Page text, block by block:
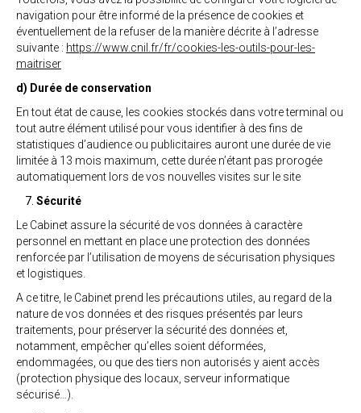
navigation pour être informé de la présence de cookies et
éventuellement de la refuser de la manière décrite à l’adresse
suivante : https://www.cnil.fr/fr/cookies-les-outils-pour-les-
maitriser
d) Durée de conservation
En tout état de cause, les cookies stockés dans votre terminal ou
tout autre élément utilisé pour vous identifier à des fins de
statistiques d’audience ou publicitaires auront une durée de vie
limitée à 13 mois maximum, cette durée n’étant pas prorogée
automatiquement lors de vos nouvelles visites sur le site
Sécurité
Le Cabinet assure la sécurité de vos données à caractère
personnel en mettant en place une protection des données
renforcée par l’utilisation de moyens de sécurisation physiques
et logistiques.
A ce titre, le Cabinet prend les précautions utiles, au regard de la
nature de vos données et des risques présentés par leurs
traitements, pour préserver la sécurité des données et,
notamment, empêcher qu’elles soient déformées,
endommagées, ou que des tiers non autorisés y aient accès
(protection physique des locaux, serveur informatique
sécurisé…).